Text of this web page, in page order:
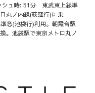
シュ時: 51分 東武東上線準
丸ノ内線(荻窪行)に乗
急(池袋行)利用。朝霞台駅
。池袋駅で東京メトロ丸ノ